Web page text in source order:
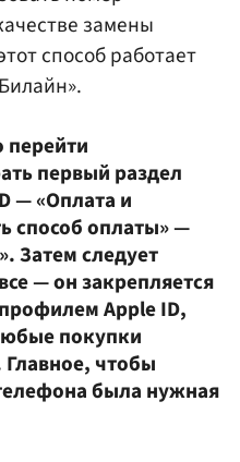
замены
способ работает
перейти
первый раздел
— «Оплата и
способ оплаты» —
Затем следует
— он закрепляется
Apple ID,
покупки
чтобы
была нужная